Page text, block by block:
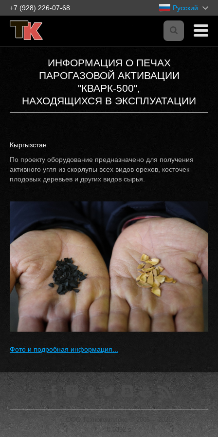
+7 (928) 226-07-68 Русский
ИНФОРМАЦИЯ О ПЕЧАХ
ПАРОГАЗОВОЙ АКТИВАЦИИ
"КВАРК-500",
НАХОДЯЩИХСЯ В ЭКСПЛУАТАЦИИ
Кыргызстан
По проекту оборудование предназначено для получения
активного угля из скорлупы всех видов орехов, косточек
плодовых деревьев и других видов сырья.
Фото и подробная информация...
ООО Технокомплекс © 2005—-2026
0.0392 s